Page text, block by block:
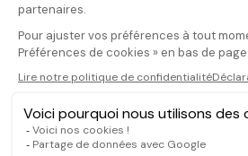
CONNEXION